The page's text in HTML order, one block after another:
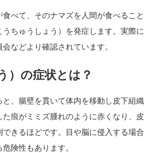
べて、そのナマズを人間が食べること
ちゅうしょう）を発症します。実際に
などより確認されています。
）の症状とは？
、腸壁を貫いて体内を移動し皮下組織
痕がミミズ腫れのように赤くなり、皮
きるほどです。目や脳に侵入する場合
険性もあります。